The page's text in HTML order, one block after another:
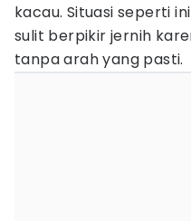
kacau. Situasi seperti
sulit berpikir jernih
tanpa arah yang pasti.